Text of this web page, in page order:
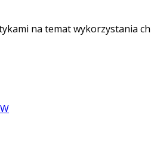
na temat wykorzystania